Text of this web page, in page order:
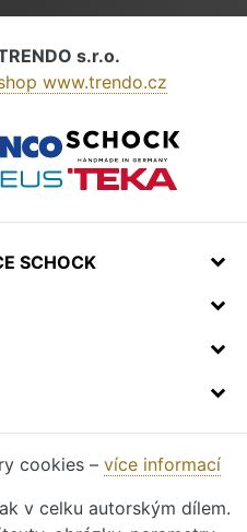
s.r.o.
www.trendo.cz
SCHOCK
cookies – více informací
v celku autorským dílem.